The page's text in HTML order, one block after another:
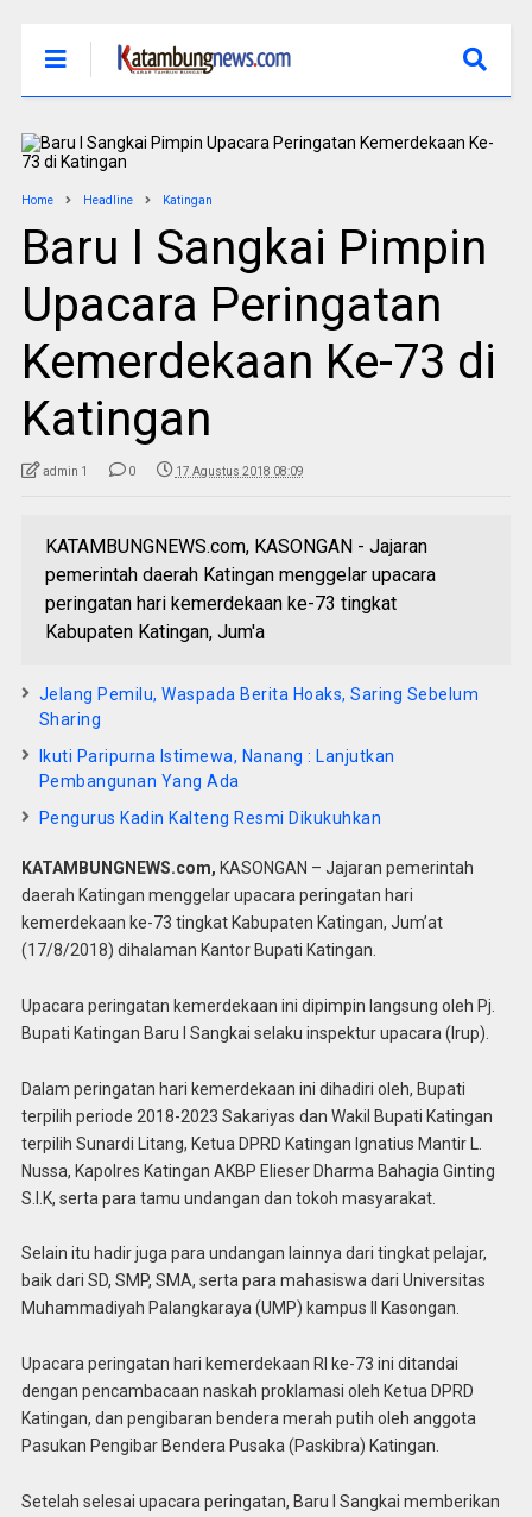
Home Headline Katingan
Baru I Sangkai Pimpin
Upacara Peringatan
Kemerdekaan Ke-73 di
Katingan
admin 1 0 17 Agustus 2018 08:09
KATAMBUNGNEWS.com, KASONGAN - Jajaran
pemerintah daerah Katingan menggelar upacara
peringatan hari kemerdekaan ke-73 tingkat
Kabupaten Katingan, Jum'a
Jelang Pemilu, Waspada Berita Hoaks, Saring Sebelum
Sharing
Ikuti Paripurna Istimewa, Nanang : Lanjutkan
Pembangunan Yang Ada
Pengurus Kadin Kalteng Resmi Dikukuhkan
KATAMBUNGNEWS.com, KASONGAN – Jajaran pemerintah
daerah Katingan menggelar upacara peringatan hari
kemerdekaan ke-73 tingkat Kabupaten Katingan, Jum’at
(17/8/2018) dihalaman Kantor Bupati Katingan.
Upacara peringatan kemerdekaan ini dipimpin langsung oleh Pj.
Bupati Katingan Baru I Sangkai selaku inspektur upacara (Irup).
Dalam peringatan hari kemerdekaan ini dihadiri oleh, Bupati
terpilih periode 2018-2023 Sakariyas dan Wakil Bupati Katingan
terpilih Sunardi Litang, Ketua DPRD Katingan Ignatius Mantir L.
Nussa, Kapolres Katingan AKBP Elieser Dharma Bahagia Ginting
S.I.K, serta para tamu undangan dan tokoh masyarakat.
Selain itu hadir juga para undangan lainnya dari tingkat pelajar,
baik dari SD, SMP, SMA, serta para mahasiswa dari Universitas
Muhammadiyah Palangkaraya (UMP) kampus II Kasongan.
Upacara peringatan hari kemerdekaan RI ke-73 ini ditandai
dengan pencambacaan naskah proklamasi oleh Ketua DPRD
Katingan, dan pengibaran bendera merah putih oleh anggota
Pasukan Pengibar Bendera Pusaka (Paskibra) Katingan.
Setelah selesai upacara peringatan, Baru I Sangkai memberikan